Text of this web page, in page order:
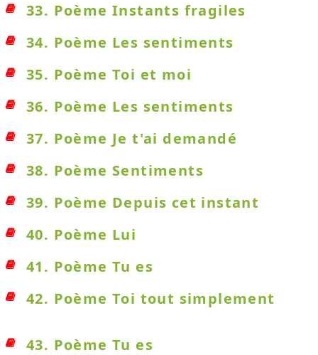
33. Poème Instants fragiles
34. Poème Les sentiments
35. Poème Toi et moi
36. Poème Les sentiments
37. Poème Je t'ai demandé
38. Poème Sentiments
39. Poème Depuis cet instant
40. Poème Lui
41. Poème Tu es
42. Poème Toi tout simplement
43. Poème Tu es